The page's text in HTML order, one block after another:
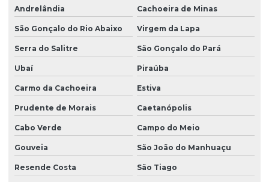
Andrelândia Cachoeira de Minas
São Gonçalo do Rio Abaixo Virgem da Lapa
Serra do Salitre São Gonçalo do Pará
Ubaí Piraúba
Carmo da Cachoeira Estiva
Prudente de Morais Caetanópolis
Cabo Verde Campo do Meio
Gouveia São João do Manhuaçu
Resende Costa São Tiago